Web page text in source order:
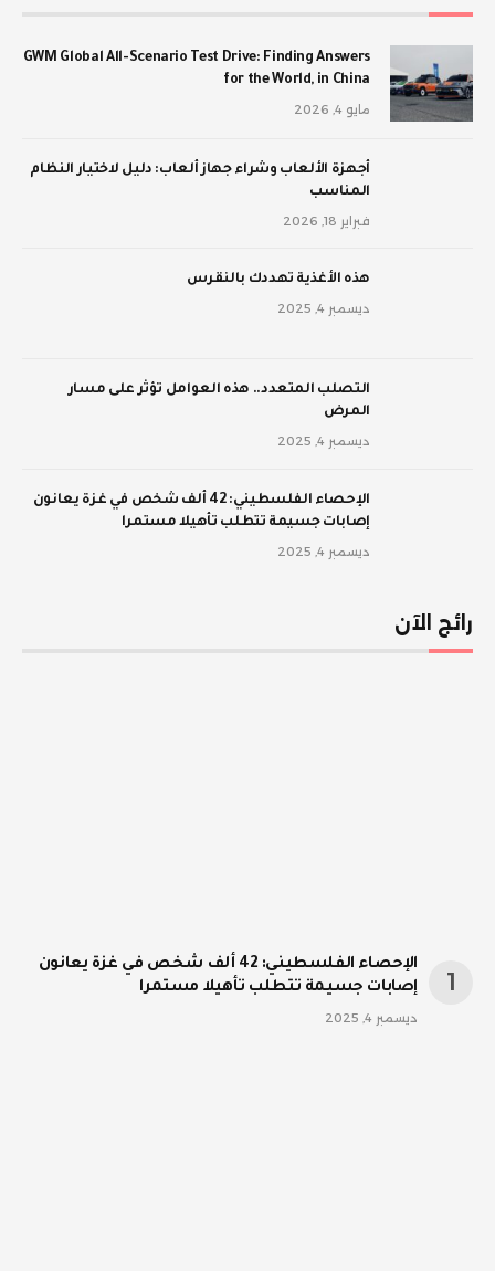
GWM Global All-Scenario Test Drive: Finding Answers
for the World, in China
مايو 4, 2026
أجهزة الألعاب وشراء جهاز ألعاب: دليل لاختيار النظام
المناسب
فبراير 18, 2026
‫هذه الأغذية تهددك بالنقرس
ديسمبر 4, 2025
‫التصلب المتعدد.. هذه العوامل تؤثر على مسار
المرض
ديسمبر 4, 2025
الإحصاء الفلسطيني: 42 ألف شخص في غزة يعانون
إصابات جسيمة تتطلب تأهيلا مستمرا
ديسمبر 4, 2025
رائج الآن
الإحصاء الفلسطيني: 42 ألف شخص في غزة يعانون
إصابات جسيمة تتطلب تأهيلا مستمرا
ديسمبر 4, 2025